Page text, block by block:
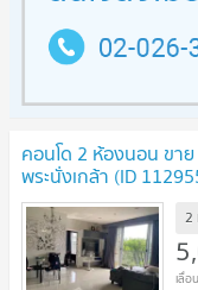
คอนโด 2 ห้องนอน ขาย
พระนั่งเกล้า (ID
2